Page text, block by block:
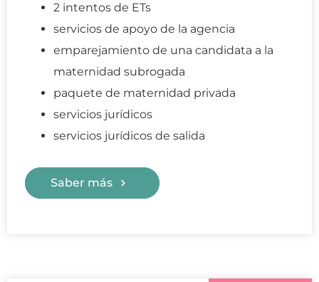
2 intentos de ETs
servicios de apoyo de la agencia
emparejamiento de una candidata a la
maternidad subrogada
paquete de maternidad privada
servicios jurídicos
servicios jurídicos de salida
Saber más